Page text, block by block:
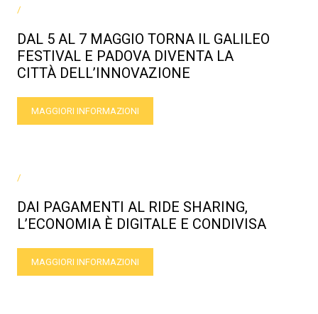
/
DAL 5 AL 7 MAGGIO TORNA IL GALILEO
FESTIVAL E PADOVA DIVENTA LA
CITTÀ DELL’INNOVAZIONE
MAGGIORI INFORMAZIONI
/
DAI PAGAMENTI AL RIDE SHARING,
L’ECONOMIA È DIGITALE E CONDIVISA
MAGGIORI INFORMAZIONI